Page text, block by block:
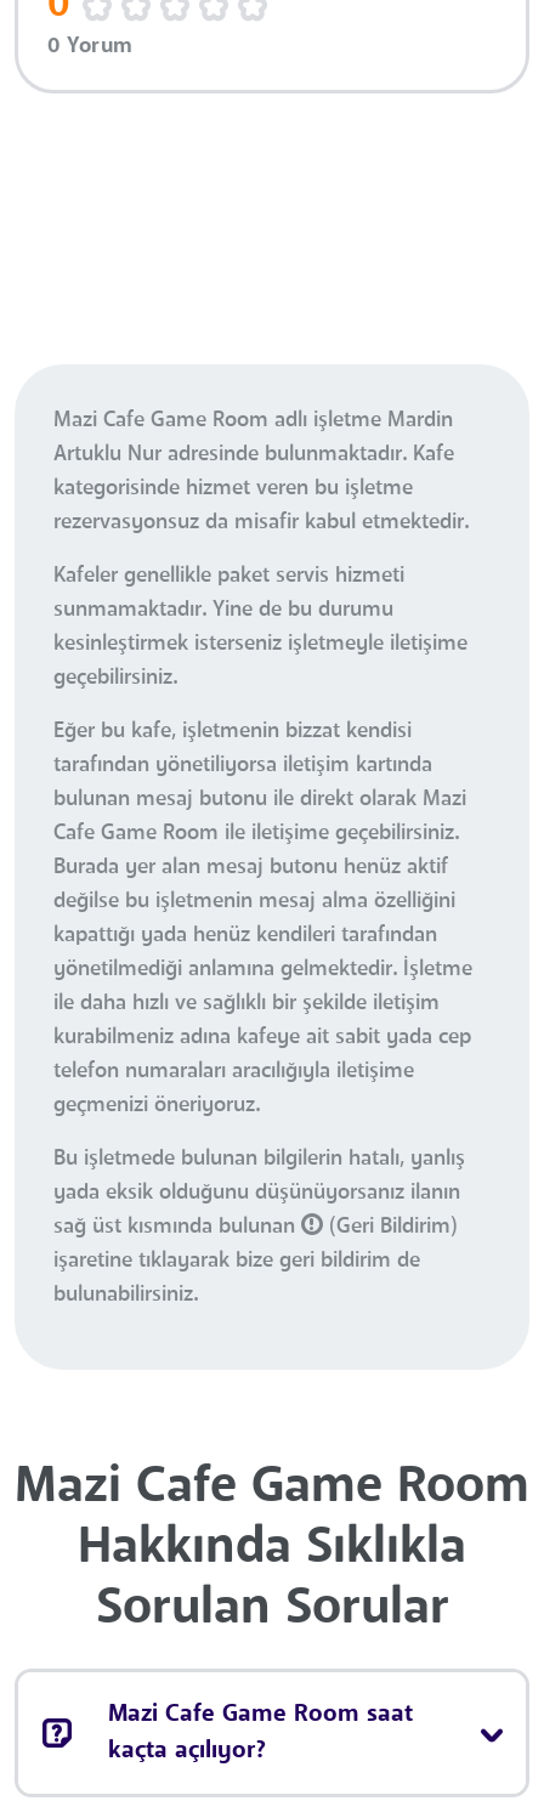
0 Yorum
Mazi Cafe Game Room adlı işletme Mardin
Artuklu Nur adresinde bulunmaktadır. Kafe
kategorisinde hizmet veren bu işletme
rezervasyonsuz da misafir kabul etmektedir.
Kafeler genellikle paket servis hizmeti
sunmamaktadır. Yine de bu durumu
kesinleştirmek isterseniz işletmeyle iletişime
geçebilirsiniz.
Eğer bu kafe, işletmenin bizzat kendisi
tarafından yönetiliyorsa iletişim kartında
bulunan mesaj butonu ile direkt olarak Mazi
Cafe Game Room ile iletişime geçebilirsiniz.
Burada yer alan mesaj butonu henüz aktif
değilse bu işletmenin mesaj alma özelliğini
kapattığı yada henüz kendileri tarafından
yönetilmediği anlamına gelmektedir. İşletme
ile daha hızlı ve sağlıklı bir şekilde iletişim
kurabilmeniz adına kafeye ait sabit yada cep
telefon numaraları aracılığıyla iletişime
geçmenizi öneriyoruz.
Bu işletmede bulunan bilgilerin hatalı, yanlış
yada eksik olduğunu düşünüyorsanız ilanın
sağ üst kısmında bulunan
(Geri Bildirim)
işaretine tıklayarak bize geri bildirim de
bulunabilirsiniz.
Mazi Cafe Game Room
Hakkında Sıklıkla
Sorulan Sorular
Mazi Cafe Game Room saat
kaçta açılıyor?